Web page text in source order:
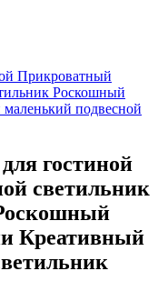
гостиной
светильник
Креативный